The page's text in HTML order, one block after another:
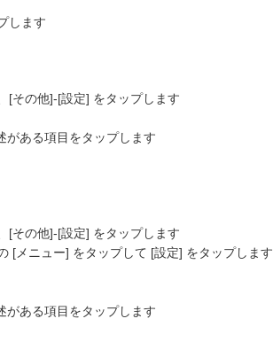
します
[その他]-[設定] をタップします
がある項目をタップします
[その他]-[設定] をタップします
[メニュー] をタップして [設定] をタップします
がある項目をタップします